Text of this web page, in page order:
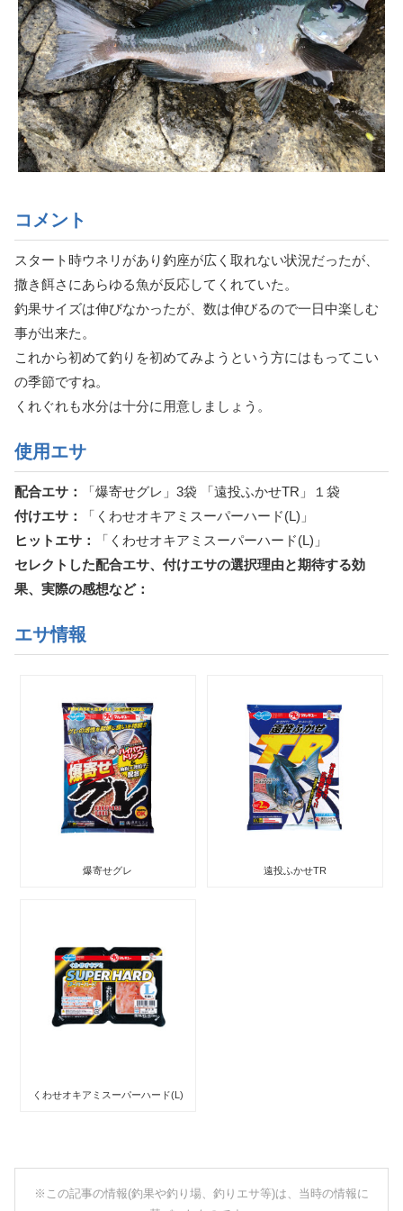
コメント
スタート時ウネリがあり釣座が広く取れない状況だったが、
撒き餌さにあらゆる魚が反応してくれていた。
釣果サイズは伸びなかったが、数は伸びるので一日中楽しむ
事が出来た。
これから初めて釣りを初めてみようという方にはもってこい
の季節ですね。
くれぐれも水分は十分に用意しましょう。
使用エサ
配合エサ：
「爆寄せグレ」3袋 「遠投ふかせTR」１袋
付けエサ：
「くわせオキアミスーパーハード(L)」
ヒットエサ：
「くわせオキアミスーパーハード(L)」
セレクトした配合エサ、付けエサの選択理由と期待する効
果、実際の感想など：
エサ情報
爆寄せグレ 遠投ふかせTR
くわせオキアミスーパーハード(L)
※この記事の情報(釣果や釣り場、釣りエサ等)は、当時の情報に